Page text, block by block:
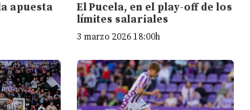
apuesta
El Pucela, en el play-off de los
límites salariales
3 marzo 2026 18:00h